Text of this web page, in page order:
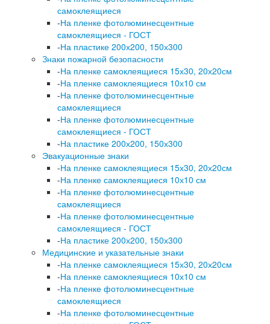
самоклеящиеся
-На пленке фотолюминесцентные
самоклеящиеся - ГОСТ
-На пластике 200х200, 150х300
Знаки пожарной безопасности
-На пленке самоклеящиеся 15х30, 20х20см
-На пленке самоклеящиеся 10х10 см
-На пленке фотолюминесцентные
самоклеящиеся
-На пленке фотолюминесцентные
самоклеящиеся - ГОСТ
-На пластике 200х200, 150х300
Эвакуационные знаки
-На пленке самоклеящиеся 15х30, 20х20см
-На пленке самоклеящиеся 10х10 см
-На пленке фотолюминесцентные
самоклеящиеся
-На пленке фотолюминесцентные
самоклеящиеся - ГОСТ
-На пластике 200х200, 150х300
Медицинские и указательные знаки
-На пленке самоклеящиеся 15х30, 20х20см
-На пленке самоклеящиеся 10х10 см
-На пленке фотолюминесцентные
самоклеящиеся
-На пленке фотолюминесцентные